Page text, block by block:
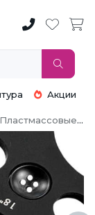
Акции
Пластмассовые пуговицы